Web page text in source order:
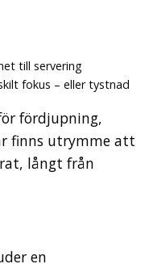
till servering
fokus – eller tystnad
fördjupning,
finns utrymme att
långt från
en